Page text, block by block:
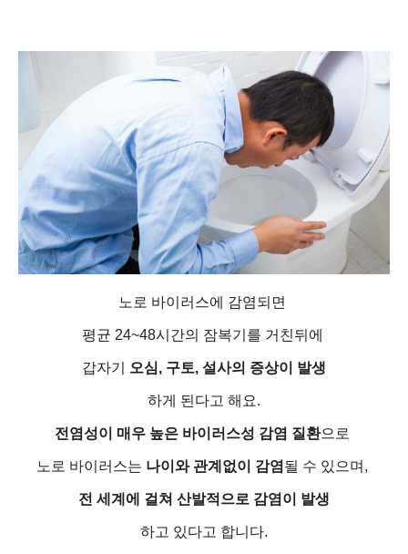
노로 바이러스에 감염되면
평균 24~48시간의 잠복기를 거친뒤에
갑자기 오심, 구토, 설사의 증상이 발생
하게 된다고 해요.
전염성이 매우 높은 바이러스성 감염 질환으로
노로 바이러스는 나이와 관계없이 감염 될 수 있으며,
전 세계에 걸쳐 산발적으로 감염이 발생
하고 있다고 합니다.